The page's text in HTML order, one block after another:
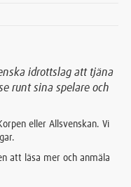
idrottslag att tjäna
runt sina spelare och
eller Allsvenskan. Vi
att läsa mer och anmäla